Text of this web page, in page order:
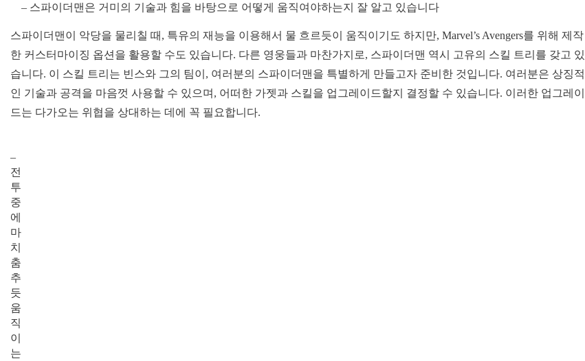
– 스파이더맨은 거미의 기술과 힘을 바탕으로 어떻게 움직여야하는지 잘 알고 있습니다
스파이더맨이 악당을 물리칠 때, 특유의 재능을 이용해서 물 흐르듯이 움직이기도 하지만, Marvel’s Avengers를 위해 제작
한 커스터마이징 옵션을 활용할 수도 있습니다. 다른 영웅들과 마찬가지로, 스파이더맨 역시 고유의 스킬 트리를 갖고 있
습니다. 이 스킬 트리는 빈스와 그의 팀이, 여러분의 스파이더맨을 특별하게 만들고자 준비한 것입니다. 여러분은 상징적
인 기술과 공격을 마음껏 사용할 수 있으며, 어떠한 가젯과 스킬을 업그레이드할지 결정할 수 있습니다. 이러한 업그레이
드는 다가오는 위협을 상대하는 데에 꼭 필요합니다.
–
전
투
중
에
마
치
춤
추
듯
움
직
이
는